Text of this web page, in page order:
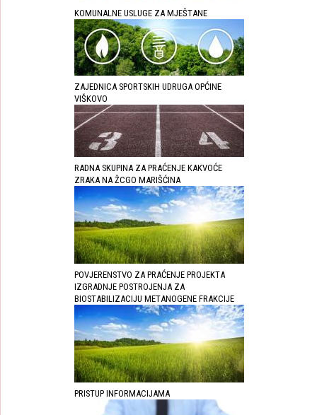
KOMUNALNE USLUGE ZA MJEŠTANE
ZAJEDNICA SPORTSKIH UDRUGA OPĆINE
VIŠKOVO
RADNA SKUPINA ZA PRAĆENJE KAKVOĆE
ZRAKA NA ŽCGO MARIŠĆINA
POVJERENSTVO ZA PRAĆENJE PROJEKTA
IZGRADNJE POSTROJENJA ZA
BIOSTABILIZACIJU METANOGENE FRAKCIJE
PRISTUP INFORMACIJAMA